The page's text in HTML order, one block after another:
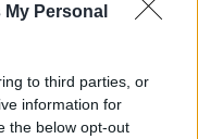
Personal
to third parties, or
information for
the below opt-out